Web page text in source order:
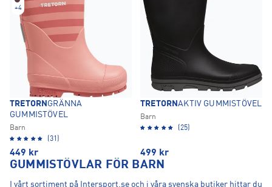
+4
TRETORN GRÄNNA
GUMMISTÖVEL
Barn
(31)
449 kr
TRETORNAKTIV GUMMISTÖVEL
Barn
(25)
499 kr
GUMMISTÖVLAR FÖR BARN
I vårt sortiment på Intersport.se och i våra svenska butiker hittar du